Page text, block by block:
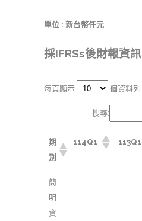
單位 : 新台幣仟元
採IFRSs後財報資訊
每頁顯示 個資料列
搜尋:
期
別
114Q1 113Q1
簡
明
資